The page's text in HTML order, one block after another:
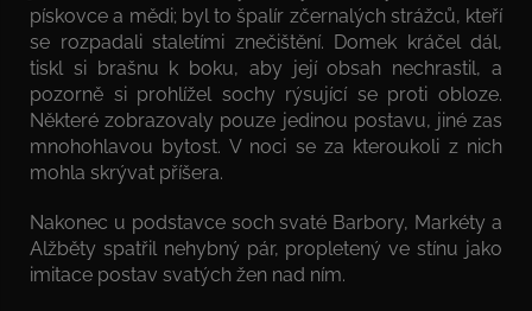
pískovce a mědi; byl to špalír zčernalých strážců, kteří
se rozpadali staletími znečištění. Domek kráčel dál,
tiskl si brašnu k boku, aby její obsah nechrastil, a
pozorně si prohlížel sochy rýsující se proti obloze.
Některé zobrazovaly pouze jedinou postavu, jiné zas
mnohohlavou bytost. V noci se za kteroukoli z nich
mohla skrývat příšera.
Nakonec u podstavce soch svaté Barbory, Markéty a
Alžběty spatřil nehybný pár, propletený ve stínu jako
imitace postav svatých žen nad ním.